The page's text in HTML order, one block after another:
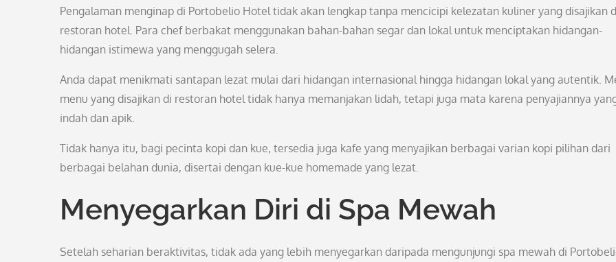
Pengalaman menginap di Portobelio Hotel tidak akan lengkap tanpa mencicipi kelezatan kuliner yang disajikan
restoran hotel. Para chef berbakat menggunakan bahan-bahan segar dan lokal untuk menciptakan hidangan-
hidangan istimewa yang menggugah selera.
Anda dapat menikmati santapan lezat mulai dari hidangan internasional hingga hidangan lokal yang autentik.
menu yang disajikan di restoran hotel tidak hanya memanjakan lidah, tetapi juga mata karena penyajiannya
indah dan apik.
Tidak hanya itu, bagi pecinta kopi dan kue, tersedia juga kafe yang menyajikan berbagai varian kopi pilihan dari
berbagai belahan dunia, disertai dengan kue-kue homemade yang lezat.
Menyegarkan Diri di Spa Mewah
Setelah seharian beraktivitas, tidak ada yang lebih menyegarkan daripada mengunjungi spa mewah di